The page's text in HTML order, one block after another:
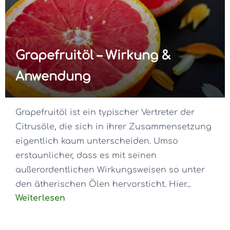
Grapefruitöl – Wirkung &
Anwendung
Grapefruitöl ist ein typischer Vertreter der
Citrusöle, die sich in ihrer Zusammensetzung
eigentlich kaum unterscheiden. Umso
erstaunlicher, dass es mit seinen
außerordentlichen Wirkungsweisen so unter
den ätherischen Ölen hervorsticht. Hier...
Weiterlesen